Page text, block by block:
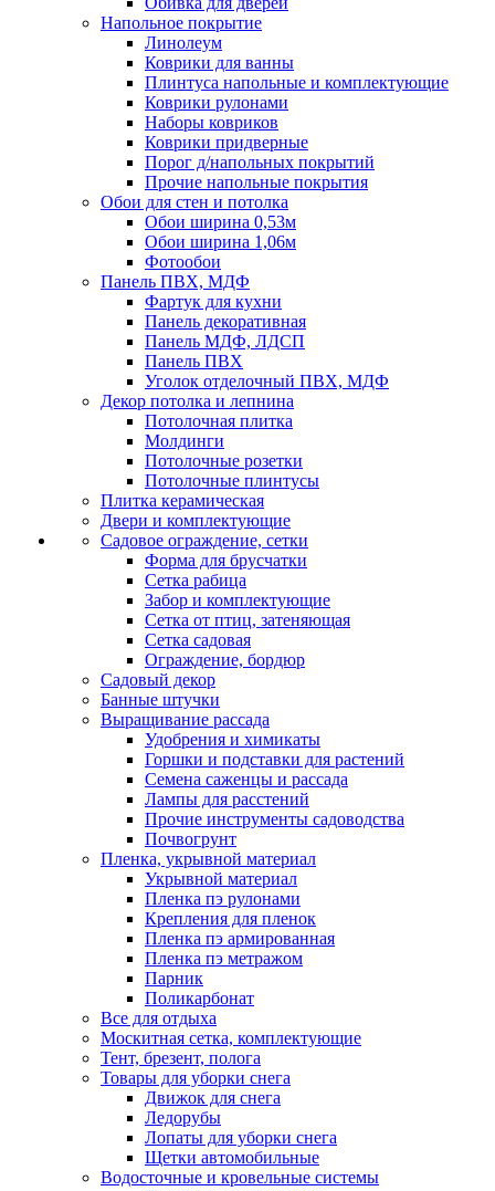
Напольное покрытие
Линолеум
Коврики для ванны
Плинтуса напольные и комплектующие
Коврики рулонами
Наборы ковриков
Коврики придверные
Порог д/напольных покрытий
Прочие напольные покрытия
Обои для стен и потолка
Обои ширина 0,53м
Обои ширина 1,06м
Фотообои
Панель ПВХ, МДФ
Фартук для кухни
Панель декоративная
Панель МДФ, ЛДСП
Панель ПВХ
Уголок отделочный ПВХ, МДФ
Декор потолка и лепнина
Потолочная плитка
Молдинги
Потолочные розетки
Потолочные плинтусы
Плитка керамическая
Двери и комплектующие
Садовое ограждение, сетки
Форма для брусчатки
Сетка рабица
Забор и комплектующие
Сетка от птиц, затеняющая
Сетка садовая
Ограждение, бордюр
Садовый декор
Банные штучки
Выращивание рассада
Удобрения и химикаты
Горшки и подставки для растений
Семена саженцы и рассада
Лампы для расстений
Прочие инструменты садоводства
Почвогрунт
Пленка, укрывной материал
Укрывной материал
Пленка пэ рулонами
Крепления для пленок
Пленка пэ армированная
Пленка пэ метражом
Парник
Поликарбонат
Все для отдыха
Москитная сетка, комплектующие
Тент, брезент, полога
Товары для уборки снега
Движок для снега
Ледорубы
Лопаты для уборки снега
Щетки автомобильные
Водосточные и кровельные системы